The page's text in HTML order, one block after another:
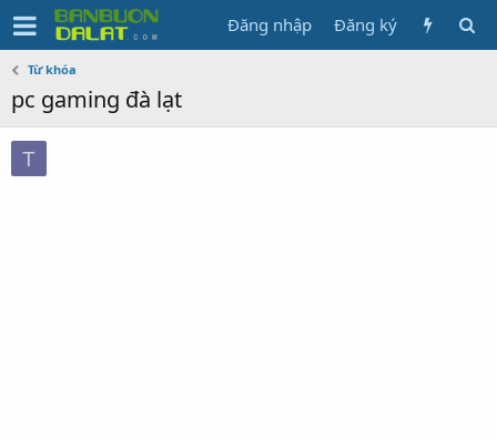
Đăng nhập Đăng ký
Từ khóa
pc gaming đà lạt
T